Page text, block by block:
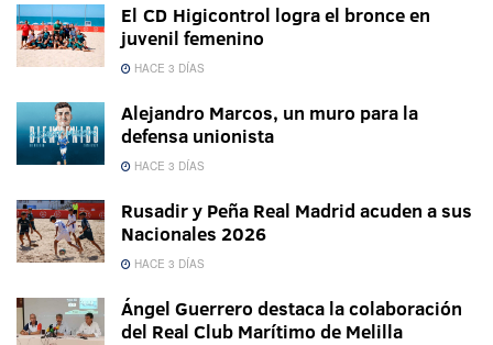
El CD Higicontrol logra el bronce en
juvenil femenino
HACE 3 DÍAS
Alejandro Marcos, un muro para la
defensa unionista
HACE 3 DÍAS
Rusadir y Peña Real Madrid acuden a sus
Nacionales 2026
HACE 3 DÍAS
Ángel Guerrero destaca la colaboración
del Real Club Marítimo de Melilla